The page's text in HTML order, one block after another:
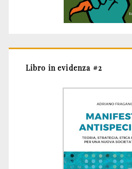
Libro in evidenza #2